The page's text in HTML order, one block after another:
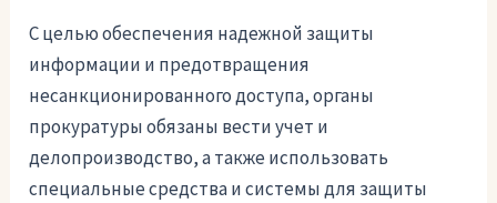
С целью обеспечения надежной защиты
информации и предотвращения
несанкционированного доступа, органы
прокуратуры обязаны вести учет и
делопроизводство, а также использовать
специальные средства и системы для защиты